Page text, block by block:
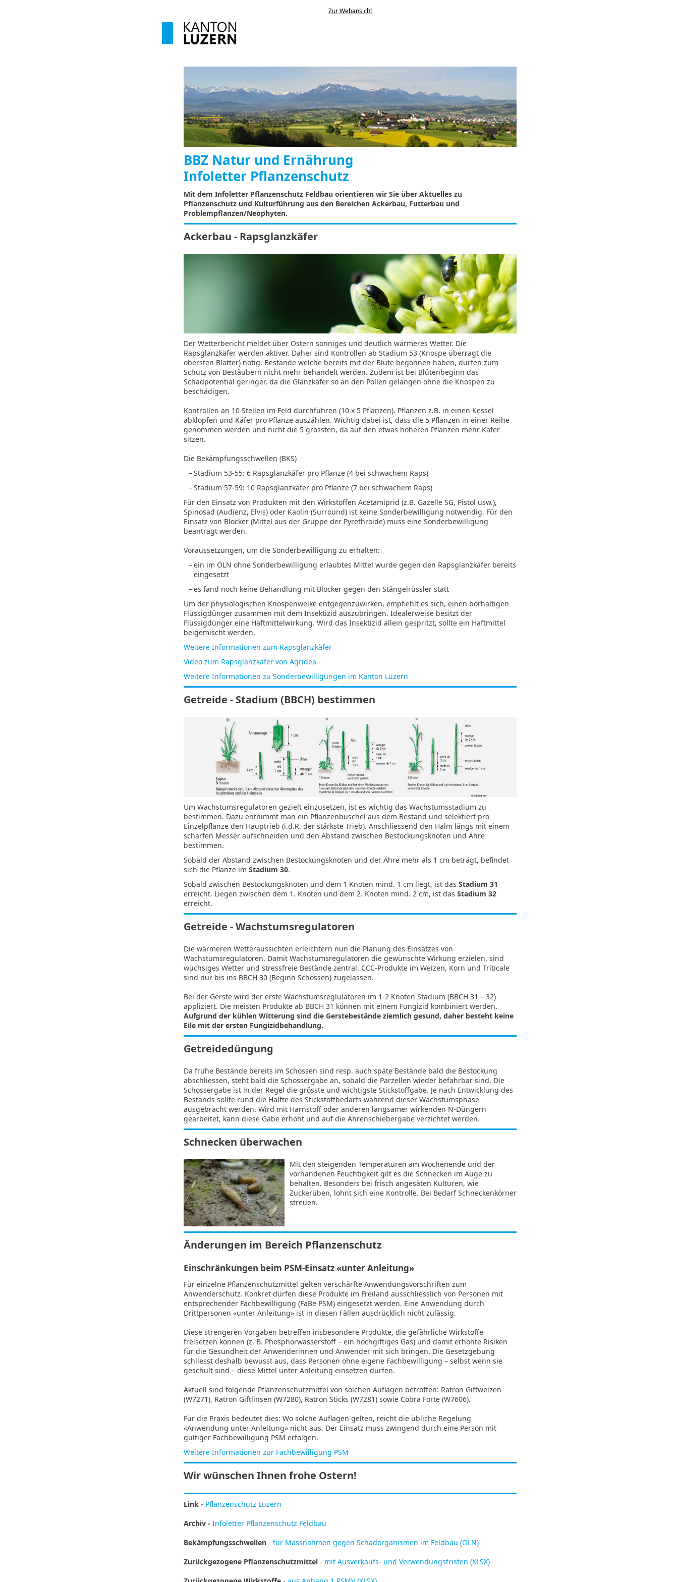
Zur Webansicht
BBZ Natur und Ernährung
Infoletter Pflanzenschutz
Mit dem Infoletter Pflanzenschutz Feldbau orientieren wir Sie über Aktuelles zu
Pflanzenschutz und Kulturführung aus den Bereichen Ackerbau, Futterbau und
Problempflanzen/Neophyten.
Ackerbau - Rapsglanzkäfer
Der Wetterbericht meldet über Ostern sonniges und deutlich wärmeres Wetter. Die
Rapsglanzkäfer werden aktiver. Daher sind Kontrollen ab Stadium 53 (Knospe überragt die
obersten Blätter) nötig. Bestände welche bereits mit der Blüte begonnen haben, dürfen zum
Schutz von Bestäubern nicht mehr behandelt werden. Zudem ist bei Blütenbeginn das
Schadpotential geringer, da die Glanzkäfer so an den Pollen gelangen ohne die Knospen zu
beschädigen.
Kontrollen an 10 Stellen im Feld durchführen (10 x 5 Pflanzen). Pflanzen z.B. in einen Kessel
abklopfen und Käfer pro Pflanze auszählen. Wichtig dabei ist, dass die 5 Pflanzen in einer Reihe
genommen werden und nicht die 5 grössten, da auf den etwas höheren Pflanzen mehr Käfer
sitzen.
Die Bekämpfungsschwellen (BKS)
–Stadium 53-55: 6 Rapsglanzkäfer pro Pflanze (4 bei schwachem Raps)
–Stadium 57-59: 10 Rapsglanzkäfer pro Pflanze (7 bei schwachem Raps)
Für den Einsatz von Produkten mit den Wirkstoffen Acetamiprid (z.B. Gazelle SG, Pistol usw.),
Spinosad (Audienz, Elvis) oder Kaolin (Surround) ist keine Sonderbewilligung notwendig. Für den
Einsatz von Blocker (Mittel aus der Gruppe der Pyrethroide) muss eine Sonderbewilligung
beantragt werden.
Voraussetzungen, um die Sonderbewilligung zu erhalten:
–ein im ÖLN ohne Sonderbewilligung erlaubtes Mittel wurde gegen den Rapsglanzkäfer bereits
eingesetzt
–es fand noch keine Behandlung mit Blocker gegen den Stängelrüssler statt
Um der physiologischen Knospenwelke entgegenzuwirken, empfiehlt es sich, einen borhaltigen
Flüssigdünger zusammen mit dem Insektizid auszubringen. Idealerweise besitzt der
Flüssigdünger eine Haftmittelwirkung. Wird das Insektizid allein gespritzt, sollte ein Haftmittel
beigemischt werden.
Weitere Informationen zum Rapsglanzkäfer
Video zum Rapsglanzkäfer von Agridea
Weitere Informationen zu Sonderbewilligungen im Kanton Luzern
Getreide - Stadium (BBCH) bestimmen
Um Wachstumsregulatoren gezielt einzusetzen, ist es wichtig das Wachstumsstadium zu
bestimmen. Dazu entnimmt man ein Pflanzenbüschel aus dem Bestand und selektiert pro
Einzelpflanze den Hauptrieb (i.d.R. der stärkste Trieb). Anschliessend den Halm längs mit einem
scharfen Messer aufschneiden und den Abstand zwischen Bestockungsknoten und Ähre
bestimmen.
Sobald der Abstand zwischen Bestockungsknoten und der Ähre mehr als 1 cm beträgt, befindet
sich die Pflanze im Stadium 30.
Sobald zwischen Bestockungsknoten und dem 1 Knoten mind. 1 cm liegt, ist das Stadium 31
erreicht. Liegen zwischen dem 1. Knoten und dem 2. Knoten mind. 2 cm, ist das Stadium 32
erreicht.
Getreide - Wachstumsregulatoren
Die wärmeren Wetteraussichten erleichtern nun die Planung des Einsatzes von
Wachstumsregulatoren. Damit Wachstumsregulatoren die gewünschte Wirkung erzielen, sind
wüchsiges Wetter und stressfreie Bestände zentral. CCC-Produkte im Weizen, Korn und Triticale
sind nur bis ins BBCH 30 (Beginn Schossen) zugelassen.
Bei der Gerste wird der erste Wachstumsreglulatoren im 1-2 Knoten Stadium (BBCH 31 – 32)
appliziert. Die meisten Produkte ab BBCH 31 können mit einem Fungizid kombiniert werden.
Aufgrund der kühlen Witterung sind die Gerstebestände ziemlich gesund, daher besteht keine
Eile mit der ersten Fungizidbehandlung.
Getreidedüngung
Da frühe Bestände bereits im Schossen sind resp. auch späte Bestände bald die Bestockung
abschliessen, steht bald die Schossergabe an, sobald die Parzellen wieder befahrbar sind. Die
Schossergabe ist in der Regel die grösste und wichtigste Stickstoffgabe. Je nach Entwicklung des
Bestands sollte rund die Hälfte des Stickstoffbedarfs während dieser Wachstumsphase
ausgebracht werden. Wird mit Harnstoff oder anderen langsamer wirkenden N-Düngern
gearbeitet, kann diese Gabe erhöht und auf die Ährenschiebergabe verzichtet werden.
Schnecken überwachen
Mit den steigenden Temperaturen am Wochenende und der
vorhandenen Feuchtigkeit gilt es die Schnecken im Auge zu
behalten. Besonders bei frisch angesäten Kulturen, wie
Zuckerüben, lohnt sich eine Kontrolle. Bei Bedarf Schneckenkörner
streuen.
Änderungen im Bereich Pflanzenschutz
Einschränkungen beim PSM-Einsatz «unter Anleitung»
Für einzelne Pflanzenschutzmittel gelten verschärfte Anwendungsvorschriften zum
Anwenderschutz. Konkret dürfen diese Produkte im Freiland ausschliesslich von Personen mit
entsprechender Fachbewilligung (FaBe PSM) eingesetzt werden. Eine Anwendung durch
Drittpersonen «unter Anleitung» ist in diesen Fällen ausdrücklich nicht zulässig.
Diese strengeren Vorgaben betreffen insbesondere Produkte, die gefährliche Wirkstoffe
freisetzen können (z. B. Phosphorwasserstoff – ein hochgiftiges Gas) und damit erhöhte Risiken
für die Gesundheit der Anwenderinnen und Anwender mit sich bringen. Die Gesetzgebung
schliesst deshalb bewusst aus, dass Personen ohne eigene Fachbewilligung – selbst wenn sie
geschult sind – diese Mittel unter Anleitung einsetzen dürfen.
Aktuell sind folgende Pflanzenschutzmittel von solchen Auflagen betroffen: Ratron Giftweizen
(W7271), Ratron Giftlinsen (W7280), Ratron Sticks (W7281) sowie Cobra Forte (W7606).
Für die Praxis bedeutet dies: Wo solche Auflagen gelten, reicht die übliche Regelung
«Anwendung unter Anleitung» nicht aus. Der Einsatz muss zwingend durch eine Person mit
gültiger Fachbewilligung PSM erfolgen.
Weitere Informationen zur Fachbewilligung PSM
Wir wünschen Ihnen frohe Ostern!
Link - Pflanzenschutz Luzern
Archiv - Infoletter Pflanzenschutz Feldbau
Bekämpfungsschwellen - für Massnahmen gegen Schadorganismen im Feldbau (ÖLN)
Zurückgezogene Pflanzenschutzmittel - mit Ausverkaufs- und Verwendungsfristen (XLSX)